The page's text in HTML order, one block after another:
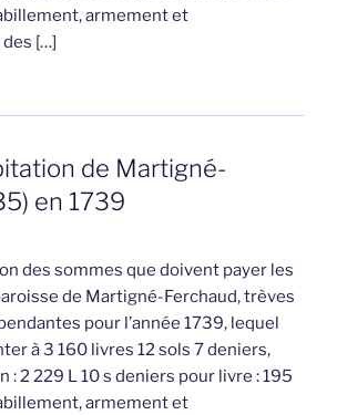
armement et
[…]
de Martigné-
en 1739
des sommes que doivent payer les
de Martigné-Ferchaud, trèves
pour l’année 1739, lequel
à 3 160 livres 12 sols 7 deniers,
: 2 229 L 10 s deniers pour livre : 195
armement et